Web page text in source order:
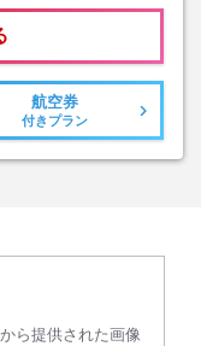
航空券
付きプラン
ら提供された画像